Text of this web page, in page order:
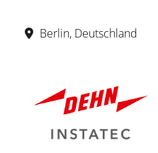
Berlin, Deutschland